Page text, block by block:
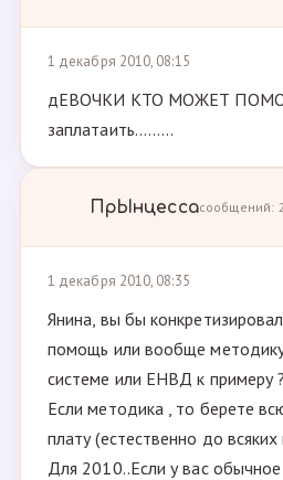
1 декабря 2010, 08:15
дЕВОЧКИ КТО МОЖЕТ
заплатаить.........
ПрЫнцессасообщений:
1 декабря 2010, 08:35
Янина, вы бы
помощь или вообще
системе или ЕНВД к примеру
Если методика , то берете
плату (естественно до
Для 2010..Если у вас